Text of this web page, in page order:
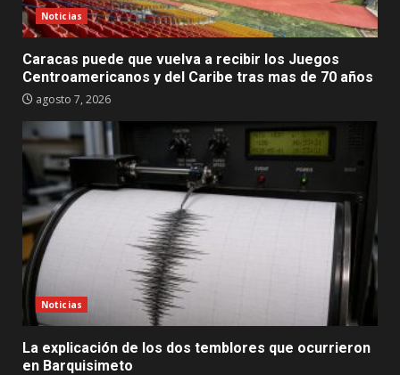
Noticias
Caracas puede que vuelva a recibir los Juegos
Centroamericanos y del Caribe tras mas de 70 años
agosto 7, 2026
Noticias
La explicación de los dos temblores que ocurrieron
en Barquisimeto